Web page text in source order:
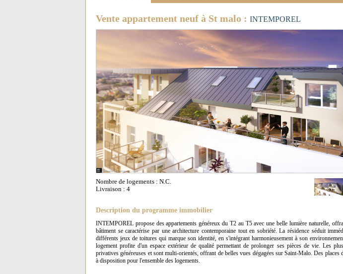
Vente appartement neuf à St malo : INTEMPOREL
Nombre de logements : N.C.
Livraison : 4
Description du programme immobilier
INTEMPOREL propose des appartements généreux du T2 au T5 avec une belle lumière naturelle,
bâtiment se caractérise par une architecture contemporaine tout en sobriété. La résidence séduit
différents jeux de toitures qui marque son identité, en s'intégrant harmonieusement à son
logement profite d'un espace extérieur de qualité permettant de prolonger ses pièces de vie. Les
privatives généreuses et sont multi-orientés, offrant de belles vues dégagées sur Saint-Malo. Des
à disposition pour l'ensemble des logements.